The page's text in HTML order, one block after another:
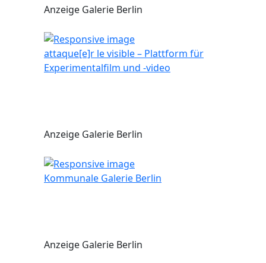
Anzeige Galerie Berlin
attaque[e]r le visible – Plattform für
Experimentalfilm und -video
Anzeige Galerie Berlin
Kommunale Galerie Berlin
Anzeige Galerie Berlin